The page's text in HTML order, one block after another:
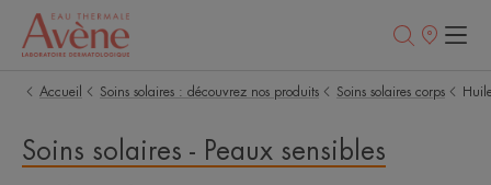
Points
Accueil
Soins solaires : découvrez nos produits Soins solaires corps
Soins solaires - Peaux sensibles